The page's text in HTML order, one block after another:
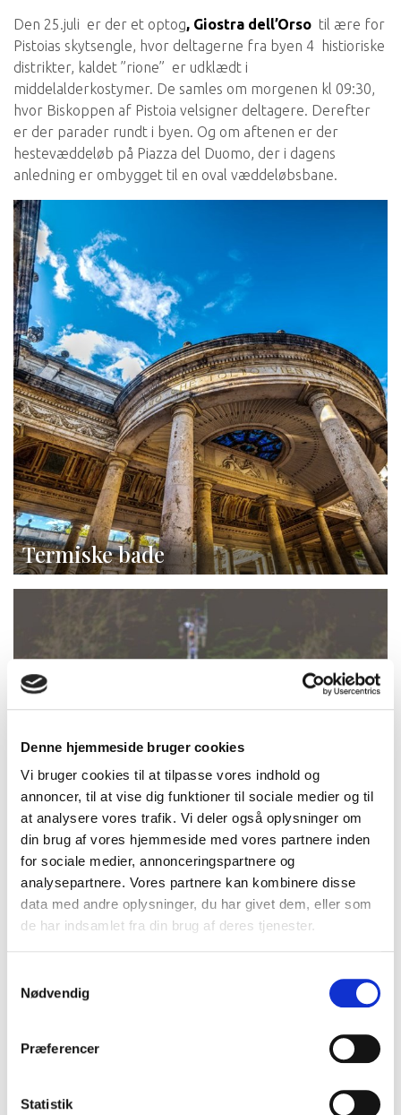
Denne hjemmeside bruger cookies
Vi bruger cookies til at tilpasse vores indhold og
annoncer, til at vise dig funktioner til sociale medier og til
at analysere vores trafik. Vi deler også oplysninger om
din brug af vores hjemmeside med vores partnere inden
for sociale medier, annonceringspartnere og
analysepartnere. Vores partnere kan kombinere disse
data med andre oplysninger, du har givet dem, eller som
de har indsamlet fra din brug af deres tjenester.
Nødvendig
Præferencer
Statistik
Den 25.juli er der et optog, Giostra dell’Orso til ære for
Pistoias skytsengle, hvor deltagerne fra byen 4 histioriske
distrikter, kaldet ”rione” er udklædt i
middelalderkostymer. De samles om morgenen kl 09:30,
hvor Biskoppen af Pistoia velsigner deltagere. Derefter
er der parader rundt i byen. Og om aftenen er der
hestevæddeløb på Piazza del Duomo, der i dagens
anledning er ombygget til en oval væddeløbsbane.
Termiske bade